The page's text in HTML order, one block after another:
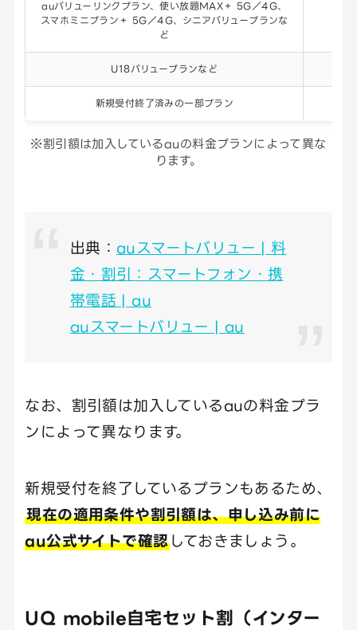
auバリューリンクプラン、使い放題MAX＋ 5G／4G、
スマホミニプラン＋ 5G／4G、シニアバリュープランな
ど
U18バリュープランなど
新規受付終了済みの一部プラン
※割引額は加入しているauの料金プランによって異な
ります。
出典： auスマートバリュー | 料
金・割引：スマートフォン・携
帯電話 | au
auスマートバリュー | au
なお、割引額は加入しているauの料金プラ
ンによって異なります。
新規受付を終了しているプランもあるため、
現在の適用条件や割引額は、申し込み前に
au公式サイトで確認 しておきましょう。
UQ mobile自宅セット割（インター